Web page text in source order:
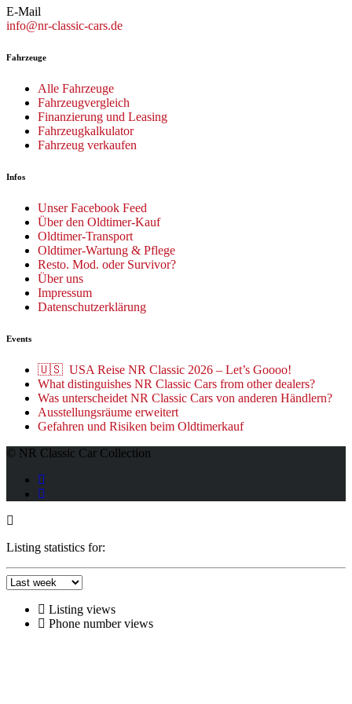
E-Mail
info@nr-classic-cars.de
Fahrzeuge
Alle Fahrzeuge
Fahrzeugvergleich
Finanzierung und Leasing
Fahrzeugkalkulator
Fahrzeug verkaufen
Infos
Unser Facebook Feed
Über den Oldtimer-Kauf
Oldtimer-Transport
Oldtimer-Wartung & Pflege
Resto. Mod. oder Survivor?
Über uns
Impressum
Datenschutzerklärung
Events
🇺🇸 USA Reise NR Classic 2026 – Let’s Goooo!
What distinguishes NR Classic Cars from other dealers?
Was unterscheidet NR Classic Cars von anderen Händlern?
Ausstellungsräume erweitert
Gefahren und Risiken beim Oldtimerkauf
© NR Classic Car Collection
Listing statistics for:
Listing views
Phone number views